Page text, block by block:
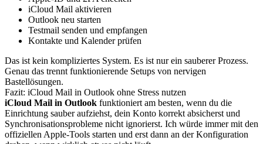
iCloud Mail aktivieren
Outlook neu starten
Testmail senden und empfangen
Kontakte und Kalender prüfen
Das ist kein kompliziertes System. Es ist nur ein sauberer Prozess.
Genau das trennt funktionierende Setups von nervigen
Bastellösungen.
Fazit: iCloud Mail in Outlook ohne Stress nutzen
iCloud Mail in Outlook funktioniert am besten, wenn du die
Einrichtung sauber aufziehst, dein Konto korrekt absicherst und
Synchronisationsprobleme nicht ignorierst. Ich würde immer mit den
offiziellen Apple-Tools starten und erst dann an der Konfiguration